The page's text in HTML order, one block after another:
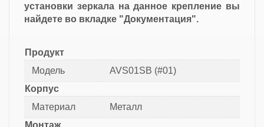
установки зеркала на данное крепление вы
найдете во вкладке "Документация".
Продукт
Модель
AVS01SB (#01)
Корпуc
Материал
Металл
Монтаж